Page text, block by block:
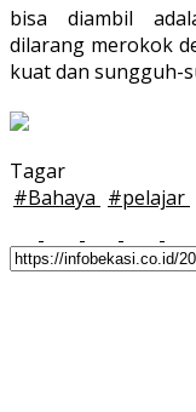
bisa diambil
dilarang merokok
kuat dan sungguh-
Tagar
#Bahaya #pelajar